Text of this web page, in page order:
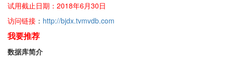
试用截止日期：2018年6月30日
访问链接 ： http://bjdx.tvmvdb.com
我要推荐
数据库简介